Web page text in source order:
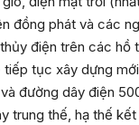
đồng phát và các
điện trên các hồ
tục xây dựng
đường dây điện
trung thế, hạ thế